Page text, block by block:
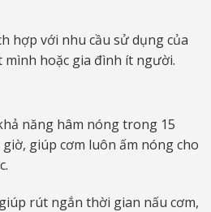
hợp với nhu cầu sử dụng của
hoặc gia đình ít người.
năng hâm nóng trong 15
giúp cơm luôn ấm nóng cho
rút ngắn thời gian nấu cơm,